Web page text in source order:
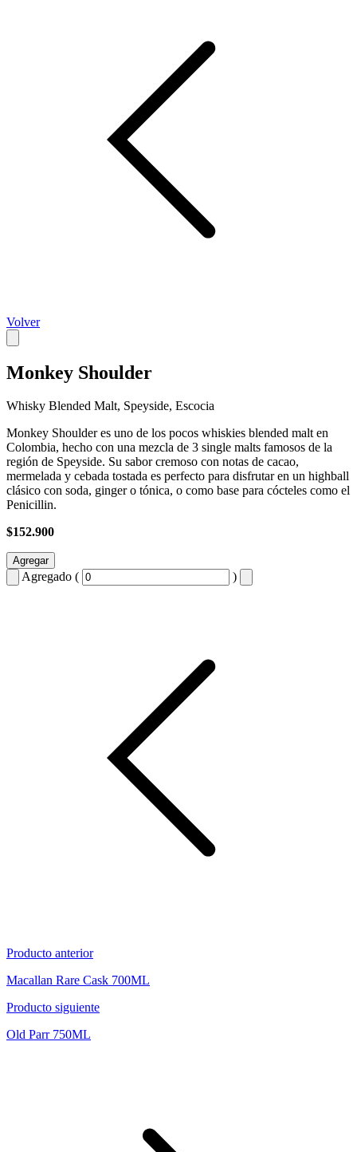
Volver
Monkey Shoulder
Whisky Blended Malt, Speyside, Escocia
Monkey Shoulder es uno de los pocos whiskies blended malt en
Colombia, hecho con una mezcla de 3 single malts famosos de la
región de Speyside. Su sabor cremoso con notas de cacao,
mermelada y cebada tostada es perfecto para disfrutar en un highball
clásico con soda, ginger o tónica, o como base para cócteles como el
Penicillin.
$152.900
Agregar
Agregado ( )
Producto anterior
Macallan Rare Cask 700ML
Producto siguiente
Old Parr 750ML